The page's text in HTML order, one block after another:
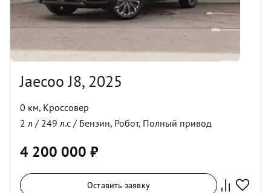
Jaecoo J8, 2025
0 км, Кроссовер
2 л / 249 л.с / Бензин, Робот, Полный привод
4 200 000 ₽
Оставить заявку